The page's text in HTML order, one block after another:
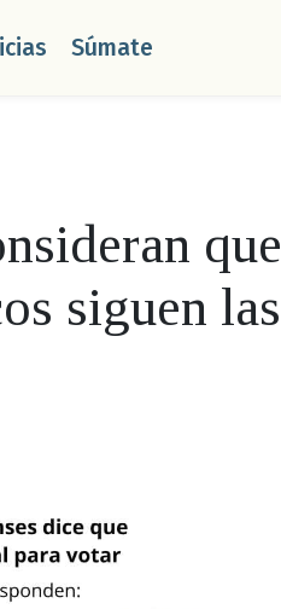
Súmate
que
siguen las